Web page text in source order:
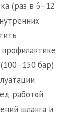
(раз в 6–12
бар)
работой
шланга и